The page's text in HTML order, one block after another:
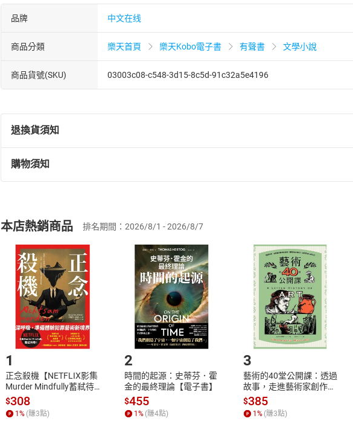
品牌 中文在线
商品分類 樂天首頁 樂天Kobo電子書 有聲書 文學小說
商品貨號(SKU) 03003c08-c548-3d15-8c5d-91c32a5e4196
退換貨須知
退換貨規定：
(一)依消費者保護法第19條第1項後段暨通訊交易解除權合理例外情事適用
(二)消費者訂購本店鋪之商品即代表知悉本店鋪所銷售之商品為電子書，
且已下載/存取電子書，不得請求退貨退款。
退貨方式：您欲取消訂單或辦理退貨時，請登入樂天市場，並於「我的訂單
貨」，本店鋪將依您的申請進行審核，待審核通過後將為您辦理退款事宜。
請注意，樂天市場須以整筆訂單為單位進行取消/退貨，恕無法以單支商品取
購物須知
挑選商品
Choose
放入購物車
Shopping cart
登入帳號
Login
購書後，如何開始使用？
Step1.選擇閱讀載具 Step2.登入
本店熱銷商品 排名期間：2026/8/1 - 2026/8/7
1
正念殺機【NETFLIX影集
Murder Mindfully蓄弒待
發】【電子書】
$308
1% (賺3點)
2
時間的起源：史蒂芬．霍
金的最終理論【電子書】
$455
1% (賺4點)
3
藝術的40堂公開課：透過
故事，走進藝術家創作現
場，看藝術如何誕生、如
何形塑人類生活【電子
書】
$385
1% (賺3點)